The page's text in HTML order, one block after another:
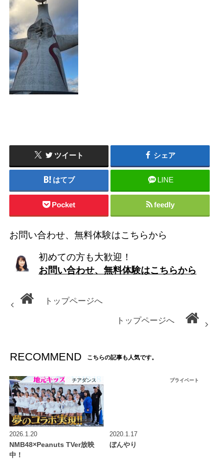
ツイート シェア
はてブ LINE
Pocket feedly
お問い合わせ、無料体験はこちらから
初めての方も大歓迎！
お問い合わせ、無料体験はこちらから
トップページへ
トップページへ
RECOMMEND こちらの記事も人気です。
チアダンス
2026.1.20
NMB48×Peanuts TVer放映
中！
プライベート
2020.1.17
ぼんやり